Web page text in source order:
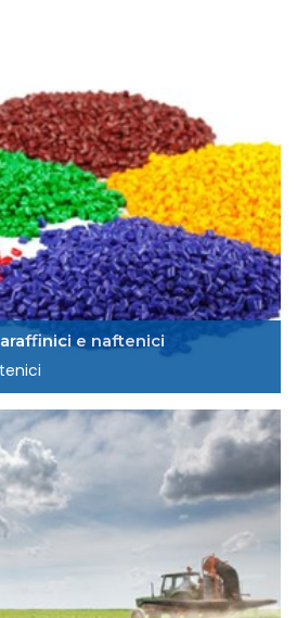
e naftenici